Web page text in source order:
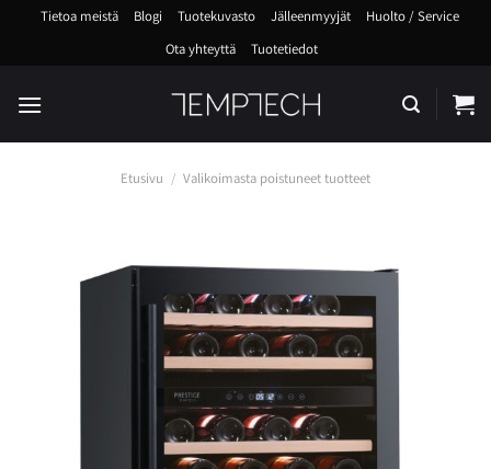
Tietoa meistä Blogi Tuotekuvasto Jälleenmyyjät
Huolto / Service
Ota yhteyttä
Tuotetiedot
Etusivu / Valikoimasta poistuneet tuotteet